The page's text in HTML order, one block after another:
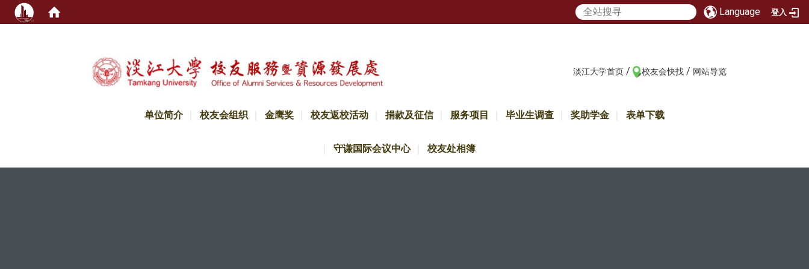
Language 登入
淡江大学首页 / 校友会快找 / 网站导览
单位简介 校友会组织 金鹰奖 校友返校活动 捐款及征信 服务项目 毕业生调查 奖助学金 表单下载
守谦国际会议中心 校友处相簿